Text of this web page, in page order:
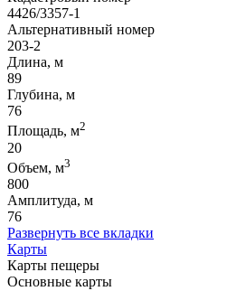
4426/3357-1
Альтернативный номер
203-2
Длина, м
89
Глубина, м
76
Площадь, м2
20
Объем, м3
800
Амплитуда, м
76
Развернуть все вкладки
Карты
Карты пещеры
Основные карты